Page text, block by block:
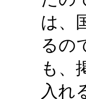
は、
るの
も、
入れ